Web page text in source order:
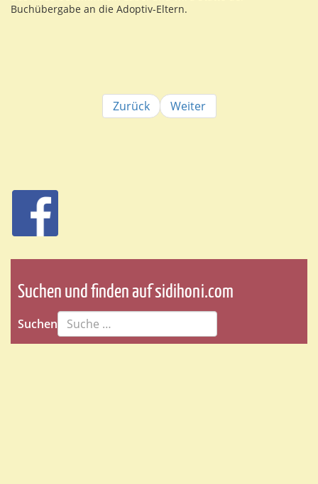
Buchübergabe an die Adoptiv-Eltern.
Zurück Weiter
Suchen und finden auf sidihoni.com
Suchen